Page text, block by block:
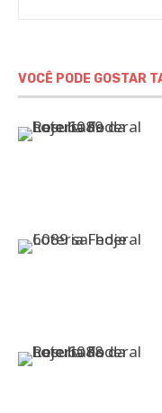
VOCÊ PODE GOSTAR